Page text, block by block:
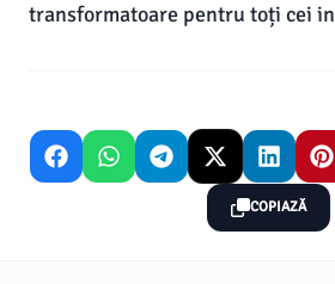
transformatoare pentru toți cei
COPIAZĂ